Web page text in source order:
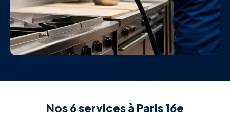
Nos 6 services à Paris 16e